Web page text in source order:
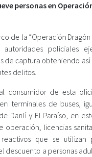
personas en Operación
de la “Operación Dragón
policiales
de captura obteniendo
delitos.
consumidor de esta
terminales de buses,
Danlí y El Paraíso, en
operación, licencias
que se utilizan
descuento a personas